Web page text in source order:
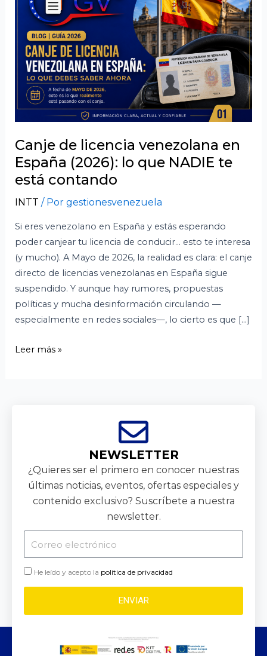
Canje de licencia venezolana en
España (2026): lo que NADIE te
está contando
INTT / Por gestionesvenezuela
Si eres venezolano en España y estás esperando
poder canjear tu licencia de conducir… esto te interesa
(y mucho). A Mayo de 2026, la realidad es clara: el canje
directo de licencias venezolanas en España sigue
suspendido. Y aunque hay rumores, propuestas
políticas y mucha desinformación circulando —
especialmente en redes sociales—, lo cierto es que […]
venezolana
España
(2026):
que
NADIE
te
está
contando
Leer más »
NEWSLETTER
¿Quieres ser el primero en conocer nuestras
últimas noticias, eventos, ofertas especiales y
contenido exclusivo? Suscríbete a nuestra
newsletter.
He leído y acepto la política de privacidad
ENVIAR